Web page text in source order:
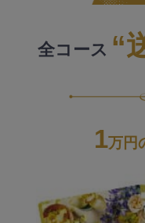
全コース “
1万円